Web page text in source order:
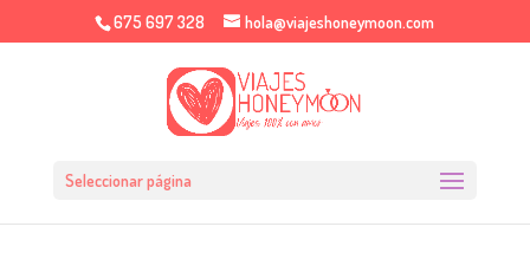
675 697 328 hola@viajeshoneymoon.com
Seleccionar página